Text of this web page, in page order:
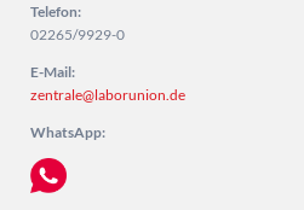
Telefon:
02265/9929-0
E-Mail:
zentrale@laborunion.de
WhatsApp: